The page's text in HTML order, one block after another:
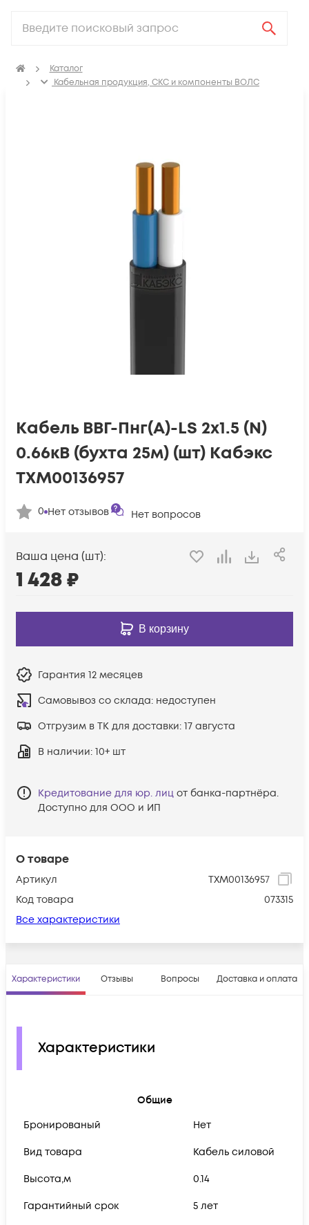
Каталог
Кабельная продукция, СКС и компоненты ВОЛС
О товаре
Артикул
ТХМ00136957
Код товара
073315
Все характеристики
Кабель ВВГ-Пнг(А)-LS 2х1.5 (N)
0.66кВ (бухта 25м) (шт) Кабэкс
ТХМ00136957
0 Нет отзывов Нет вопросов
Ваша цена (шт):
1 428₽
В корзину
Гарантия 12 месяцев
Самовывоз со склада: недоступен
Отгрузим в ТК для доставки: 17 августа
В наличии: 10+ шт
Кредитование для юр. лиц от банка-партнёра.
Доступно для ООО и ИП
Характеристики Отзывы Вопросы Доставка и оплата
Характеристики
Общие
Бронированый
Нет
Вид товара Кабель силовой
Высота,м 0.14
Гарантийный срок 5 лет